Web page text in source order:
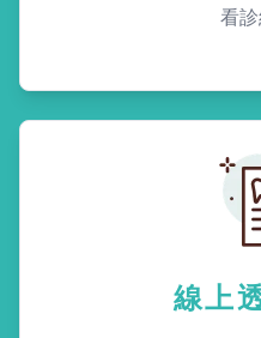
看診
線上